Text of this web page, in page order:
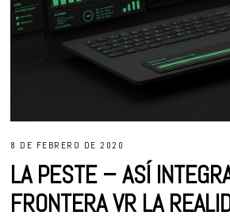
8 DE FEBRERO DE 2020
LA PESTE – ASÍ
FRONTERA VR LA